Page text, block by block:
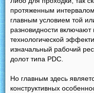
протяженным
главным условием той
разновидности включают
технологической
изначальный рабочий
долот типа PDC.
Но главным здесь
конструктивных